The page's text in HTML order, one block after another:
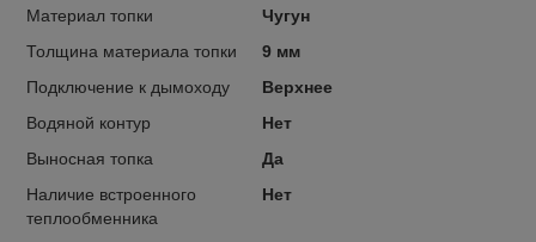
Материал топки
Чугун
Толщина материала топки
9 мм
Подключение к дымоходу
Верхнее
Водяной контур
Нет
Выносная топка
Да
Наличие встроенного
теплообменника
Нет